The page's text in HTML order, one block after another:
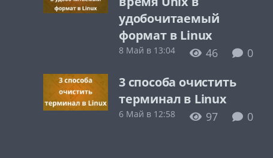
удобочитаемый
формат в Linux
8 Май в 13:04 46 0
3 способа очистить
терминал в Linux
6 Май в 12:58 97 0